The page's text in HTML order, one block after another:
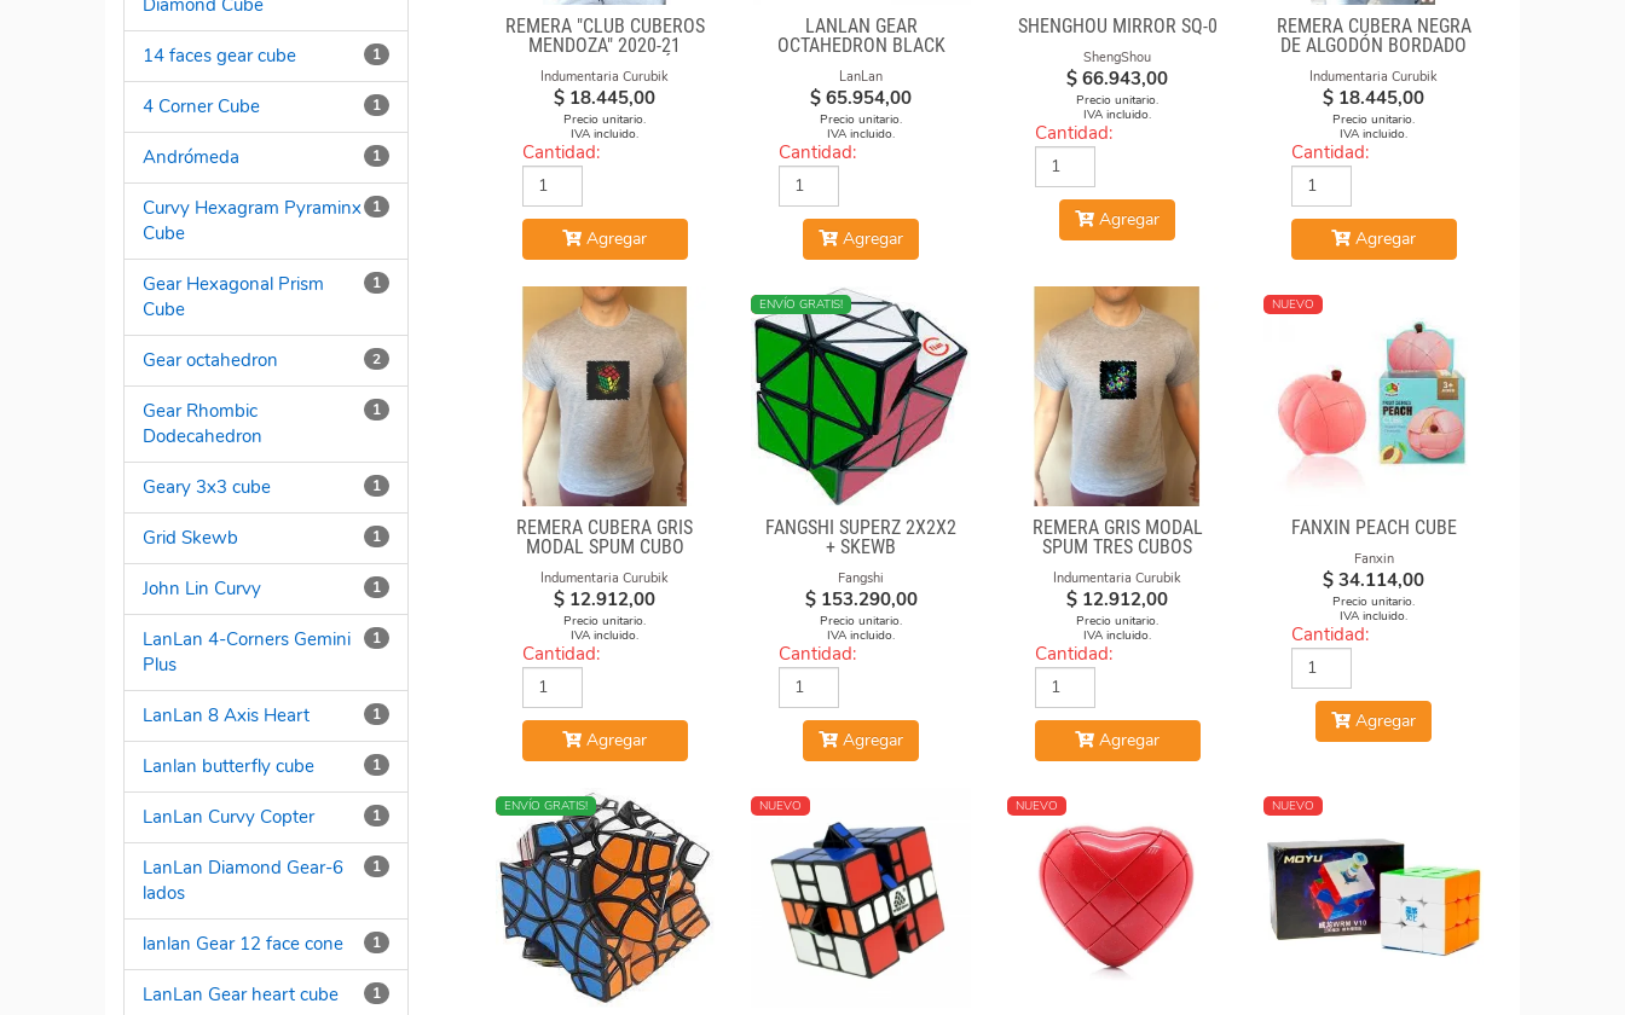
Diamond Cube
1
14 faces gear cube
1
4 Corner Cube
1
Andrómeda
1
Curvy Hexagram Pyraminx
Cube
1
Gear Hexagonal Prism
Cube
2
Gear octahedron
1
Gear Rhombic
Dodecahedron
1
Geary 3x3 cube
1
Grid Skewb
1
John Lin Curvy
1
LanLan 4-Corners Gemini
Plus
1
LanLan 8 Axis Heart
1
Lanlan butterfly cube
1
LanLan Curvy Copter
1
LanLan Diamond Gear-6
lados
1
lanlan Gear 12 face cone
1
LanLan Gear heart cube
REMERA "CLUB CUBEROS
MENDOZA" 2020-21
NEGRA DE ALGODÓN
ESTAMPADA
Indumentaria Curubik
$ 18.445,00
Precio unitario.
IVA incluido.
Cantidad:
Agregar
LANLAN GEAR
OCTAHEDRON BLACK
LanLan
$ 65.954,00
Precio unitario.
IVA incluido.
Cantidad:
Agregar
SHENGHOU MIRROR SQ-0
ShengShou
$ 66.943,00
Precio unitario.
IVA incluido.
Cantidad:
Agregar
REMERA CUBERA NEGRA
DE ALGODÓN BORDADO
"ARGENTINA CUBEA"
Indumentaria Curubik
$ 18.445,00
Precio unitario.
IVA incluido.
Cantidad:
Agregar
REMERA CUBERA GRIS
MODAL SPUM CUBO
Indumentaria Curubik
$ 12.912,00
Precio unitario.
IVA incluido.
Cantidad:
Agregar
NUEVO
ENVÍO GRATIS!
FANGSHI SUPERZ 2X2X2
+ SKEWB
Fangshi
$ 153.290,00
Precio unitario.
IVA incluido.
Cantidad:
Agregar
REMERA GRIS MODAL
SPUM TRES CUBOS
Indumentaria Curubik
$ 12.912,00
Precio unitario.
IVA incluido.
Cantidad:
Agregar
NUEVO
FANXIN PEACH CUBE
Fanxin
$ 34.114,00
Precio unitario.
IVA incluido.
Cantidad:
Agregar
NUEVO
ENVÍO GRATIS! NUEVO NUEVO NUEVO